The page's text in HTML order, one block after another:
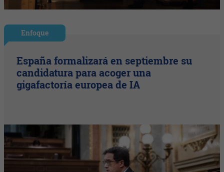
Enfoque
España formalizará en septiembre su
candidatura para acoger una
gigafactoría europea de IA